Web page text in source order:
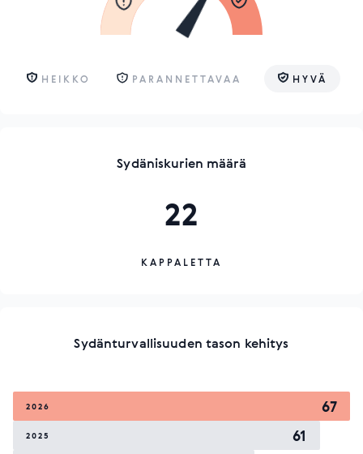
HEIKKO PARANNETTAVAA HYVÄ
Sydäniskurien määrä
22
KAPPALETTA
Sydänturvallisuuden tason kehitys
2026 67
2025 61